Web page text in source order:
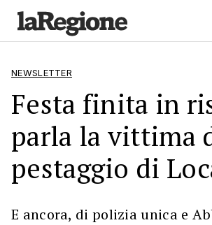
NEWSLETTER
Festa finita in
parla la vittima
pestaggio di
E ancora, di polizia unica e